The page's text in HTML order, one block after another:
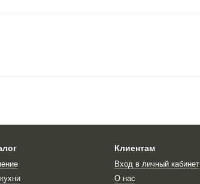
Клиентам
Вход в личный кабинет
О нас